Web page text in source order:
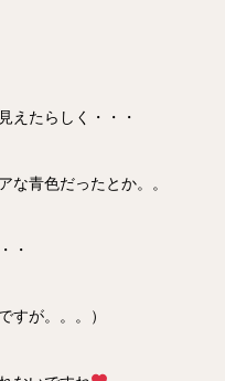
えたらしく・・・
な青色だったとか。。
・
すが。。。）